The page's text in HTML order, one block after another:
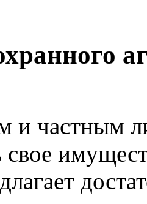
и частным
свое